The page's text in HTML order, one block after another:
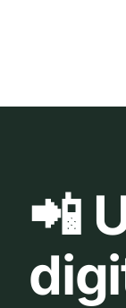
📲